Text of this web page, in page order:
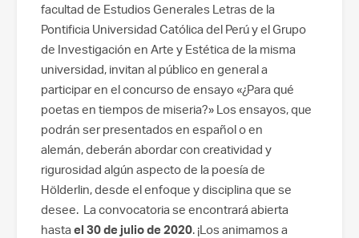
facultad de Estudios Generales Letras de la
Pontificia Universidad Católica del Perú y el Grupo
de Investigación en Arte y Estética de la misma
universidad, invitan al público en general a
participar en el concurso de ensayo «¿Para qué
poetas en tiempos de miseria?» Los ensayos, que
podrán ser presentados en español o en
alemán, deberán abordar con creatividad y
rigurosidad algún aspecto de la poesía de
Hölderlin, desde el enfoque y disciplina que se
desee. La convocatoria se encontrará abierta
hasta el 30 de julio de 2020. ¡Los animamos a